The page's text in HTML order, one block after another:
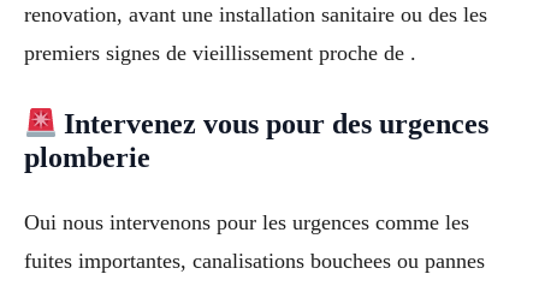
renovation, avant une installation sanitaire ou des les
premiers signes de vieillissement proche de .
Intervenez vous pour des urgences
plomberie
Oui nous intervenons pour les urgences comme les
fuites importantes, canalisations bouchees ou pannes